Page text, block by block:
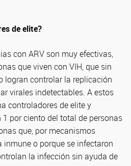
de elite?
con ARV son muy efectivas,
que viven con VIH, que sin
logran controlar la replicación
virales indetectables. A estos
controladores de elite y
1 por ciento del total de personas
que, por mecanismos
o porque se infectaron
la infección sin ayuda de